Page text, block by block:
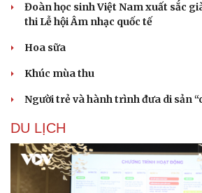
Đoàn học sinh Việt Nam xuất sắc
thi Lễ hội Âm nhạc quốc tế
Hoa sữa
Khúc mùa thu
Người trẻ và hành trình đưa di sản
DU LỊCH